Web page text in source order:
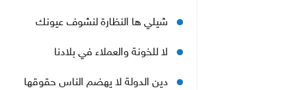
شيلي ها النظارة لنشوف عيونك
لا للخونة والعملاء في بلادنا
دين الدولة لا يهضم الناس حقوقها